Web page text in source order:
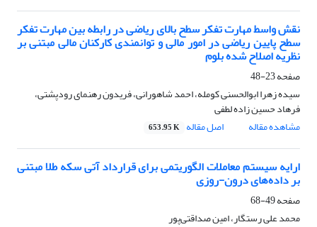
نقش واسط مهارت تفکر سطح بالای ریاضی در رابطه بین مهارت تفکر
سطح پایین ریاضی در امور مالی و توانمندی کارکنان مالی مبتنی بر
نظریه اصلاح شده بلوم
صفحه23-48
سیده زهرا ابوالحسنی کومله، احمد شاهورانی، فریدون رهنمای رودپشتی،
فرهاد حسین زاده لطفی
مشاهده مقاله
اصل مقاله 653.95 K
ارایه سیستم معاملات الگوریتمی برای قرارداد آتی سکه طلا مبتنی
بر داده‌های درون-روزی
صفحه49-68
محمد علی رستگار، امین صداقتی‌پور